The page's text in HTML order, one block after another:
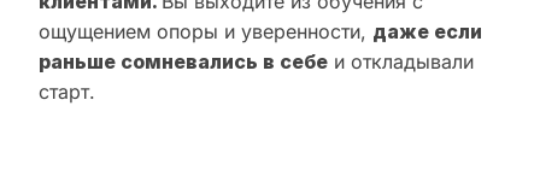
ощущением опоры и уверенности, даже если
раньше сомневались в себе и откладывали
старт.